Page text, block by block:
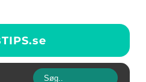
se